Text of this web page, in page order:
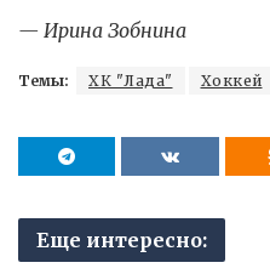
— Ирина Зобнина
Темы: ХК "Лада" Хоккей
Еще интересно: